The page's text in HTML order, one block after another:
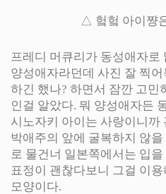
△ 헠헠 아이쨩
프레디 머큐리가 동성애자로
양성애자라던데 사진 잘 찍
하긴 했나? 하면서 잠깐 고민
인걸 알았다. 뭐 양성애자든
시노자키 아이는 사랑이니까
박애주의 앞에 굴복하지 않
로 물건너 일본쪽에서는 입
표정이 괜찮다보니 그걸 이용
모양이다.